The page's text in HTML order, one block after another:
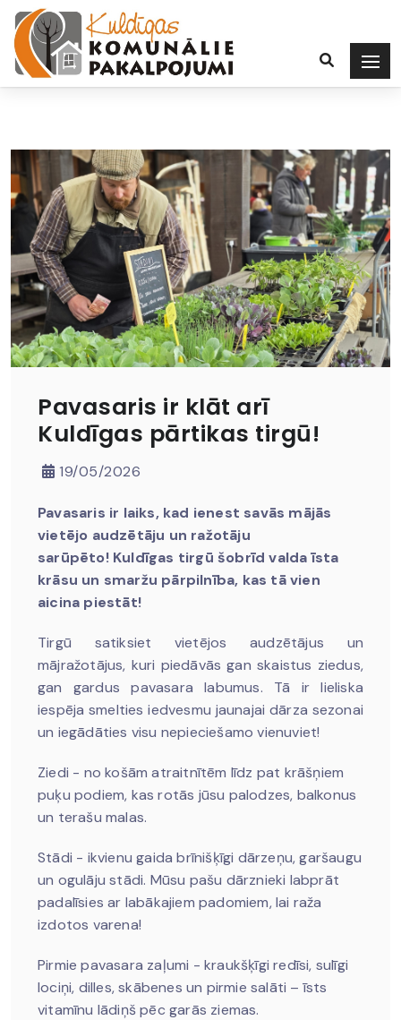
Pavasaris ir klāt arī
Kuldīgas pārtikas tirgū!
19/05/2026
Pavasaris ir laiks, kad ienest savās mājās
vietējo audzētāju un ražotāju
sarūpēto! Kuldīgas tirgū šobrīd valda īsta
krāsu un smaržu pārpilnība, kas tā vien
aicina piestāt!
Tirgū satiksiet vietējos audzētājus un
mājražotājus, kuri piedāvās gan skaistus ziedus,
gan gardus pavasara labumus. Tā ir lieliska
iespēja smelties iedvesmu jaunajai dārza sezonai
un iegādāties visu nepieciešamo vienuviet!
Ziedi - no košām atraitnītēm līdz pat krāšņiem
puķu podiem, kas rotās jūsu palodzes, balkonus
un terašu malas.
Stādi - ikvienu gaida brīnišķīgi dārzeņu, garšaugu
un ogulāju stādi. Mūsu pašu dārznieki labprāt
padalīsies ar labākajiem padomiem, lai raža
izdotos varena!
Pirmie pavasara zaļumi - kraukšķīgi redīsi, sulīgi
lociņi, dilles, skābenes un pirmie salāti – īsts
vitamīnu lādiņš pēc garās ziemas.